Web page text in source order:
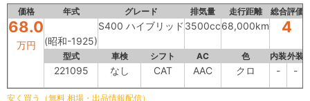
価格 年式 グレード 排気量 走行距離 総合評価
68.0
万円 (昭和-1925)
S400 ハイブリッド 3500cc68,000km 4
型式 車検 シフト AC 色 内装外装
221095 なし CAT AAC クロ - -
安く買う（無料 相場・出品情報配信）